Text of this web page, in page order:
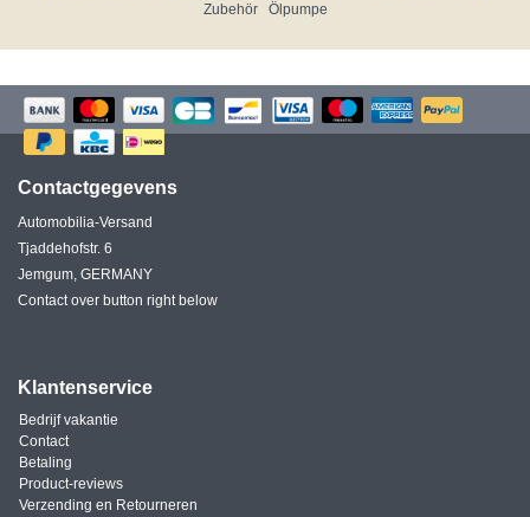
Zubehör
Ölpumpe
Contactgegevens
Automobilia-Versand
Tjaddehofstr. 6
Jemgum, GERMANY
Contact over button right below
Klantenservice
Bedrijf vakantie
Contact
Betaling
Product-reviews
Verzending en Retourneren